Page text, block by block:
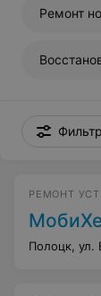
Ремонт
РЕМОНТ
Полоцк, ул.